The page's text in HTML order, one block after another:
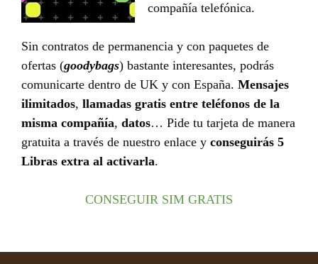
compañía telefónica.
Sin contratos de permanencia y con paquetes de
ofertas (goodybags) bastante interesantes, podrás
comunicarte dentro de UK y con España. Mensajes
ilimitados, llamadas gratis entre teléfonos de la
misma compañía, datos… Pide tu tarjeta de manera
gratuita a través de nuestro enlace y conseguirás 5
Libras extra al activarla.
CONSEGUIR SIM GRATIS